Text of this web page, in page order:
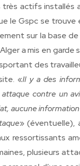
très actifs installés
le Gspc se trouve
sur la base
a mis en
des
«Il y a des
contre un
aucune
» (éventuelle),
ressortissants
plusieurs